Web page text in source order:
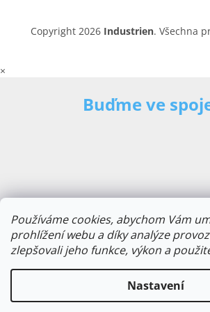
Používáme cookies, abychom Vám
prohlížení webu a díky analýze
zlepšovali jeho funkce, výkon a
Nastavení
Copyright 2026 Industrien. Všechna
×
Buďme ve
E-mailová adresa